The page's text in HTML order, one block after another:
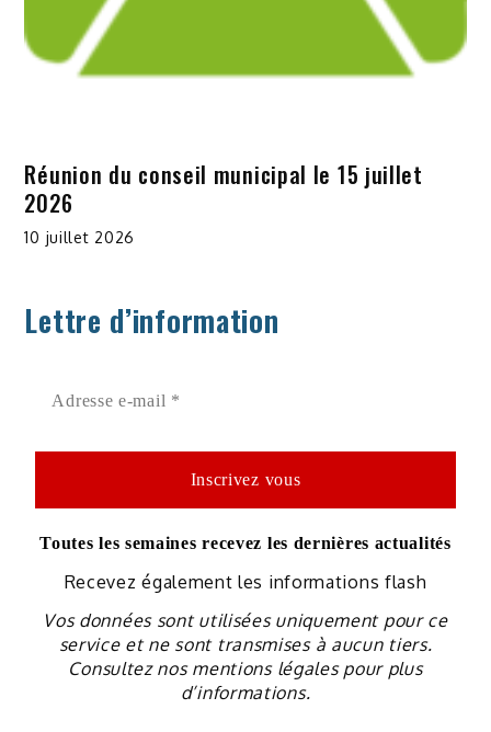
Réunion du conseil municipal le 15 juillet
2026
10 juillet 2026
Lettre d’information
Toutes les semaines recevez les dernières actualités
Recevez également les informations flash
Vos données sont utilisées uniquement pour ce
service et ne sont transmises à aucun tiers.
Consultez nos mentions légales pour plus
d’informations.